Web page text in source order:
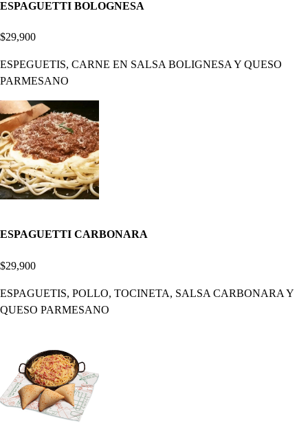
ESPAGUETTI BOLOGNESA
$29,900
ESPEGUETIS, CARNE EN SALSA BOLIGNESA Y QUESO
PARMESANO
ESPAGUETTI CARBONARA
$29,900
ESPAGUETIS, POLLO, TOCINETA, SALSA CARBONARA Y
QUESO PARMESANO